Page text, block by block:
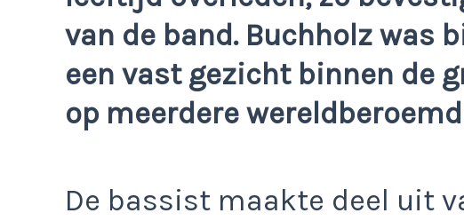
van de band. Buchholz was
een vast gezicht binnen de
op meerdere
De bassist maakte deel uit